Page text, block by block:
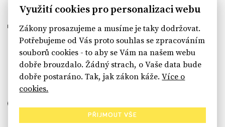
Návrh a vývoj: Sinfin , ilustrace:
sinfin.digital
Využití cookies pro personalizaci webu
Zákony prosazujeme a musíme je taky dodržovat.
Potřebujeme od Vás proto souhlas se zpracováním
souborů cookies - to aby se Vám na našem webu
dobře brouzdalo. Žádný strach, o Vaše data bude
dobře postaráno. Tak, jak zákon káže.Více o
cookies.
PŘIJMOUT VŠE